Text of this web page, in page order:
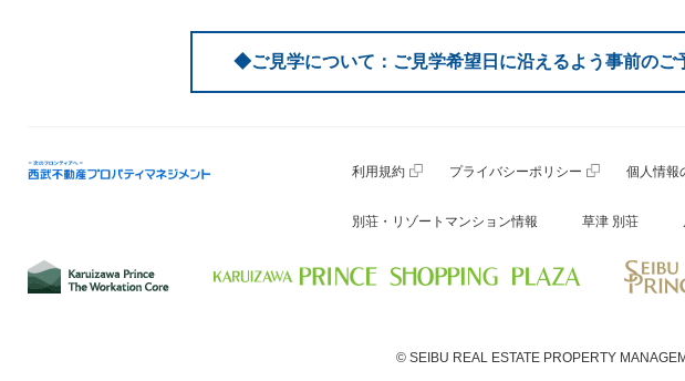
◆ご見学について：ご見学希望日に沿えるよう事前のご
利用規約 プライバシーポリシー 個人情報
別荘・リゾートマンション情報 草津 別荘
© SEIBU REAL ESTATE PROPERTY